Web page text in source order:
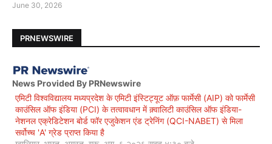
June 30, 2026
PRNEWSWIRE
News Provided By PRNewswire
एमिटी विश्वविद्यालय मध्यप्रदेश के एमिटी इंस्टिट्यूट ऑफ़ फार्मेसी (AIP) को फार्मेसी
काउंसिल ऑफ इंडिया (PCI) के तत्वावधान में क़्वालिटी काउंसिल ऑफ इंडिया-
नेशनल एक्रेडिटेशन बोर्ड फॉर एजुकेशन एंड ट्रेनिंग (QCI-NABET) से मिला
सर्वोच्च 'A' ग्रेड प्राप्त किया है